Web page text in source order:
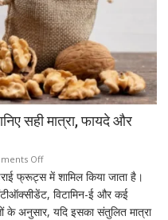
जाता
है
टैक्स
रिफंड,
जानिए
बड़े
कारण
सही मात्रा, फायदे और
Offon
रोज
कितने
अखरोट
फ्रूट्स में शामिल किया जाता है।
विटामिन-ई और कई
के अनुसार, यदि इसका संतुलित मात्रा